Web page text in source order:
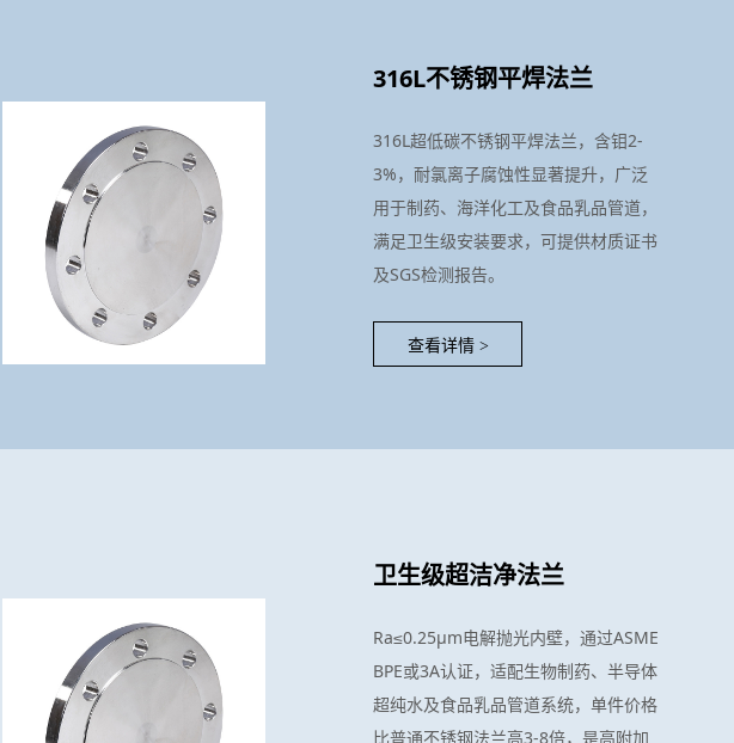
316L不锈钢平焊法兰
316L超低碳不锈钢平焊法兰，含钼2-
3%，耐氯离子腐蚀性显著提升，广泛
用于制药、海洋化工及食品乳品管道，
满足卫生级安装要求，可提供材质证书
及SGS检测报告。
查看详情 >
卫生级超洁净法兰
Ra≤0.25μm电解抛光内壁，通过ASME
BPE或3A认证，适配生物制药、半导体
超纯水及食品乳品管道系统，单件价格
比普通不锈钢法兰高3-8倍，是高附加